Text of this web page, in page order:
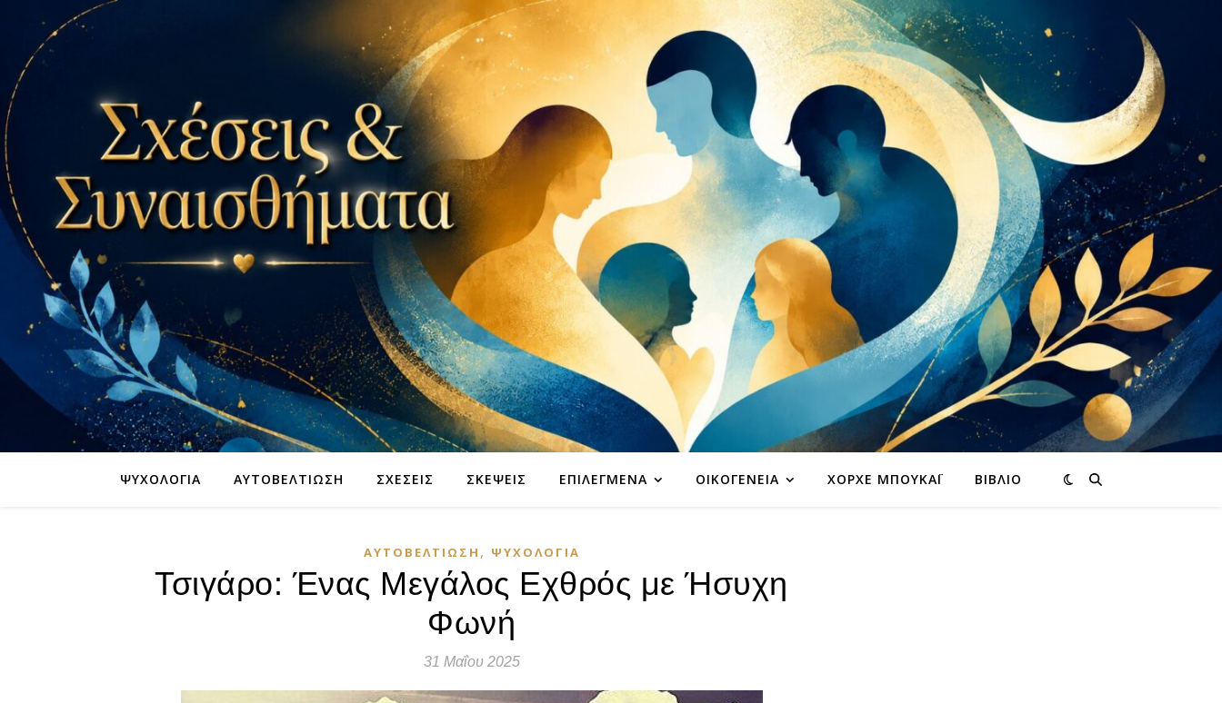
ΨΥΧΟΛΟΓΊΑ ΑΥΤΟΒΕΛΤΊΩΣΗ ΣΧΈΣΕΙΣ ΣΚΈΨΕΙΣ ΕΠΙΛΕΓΜΈΝΑ ΟΙΚΟΓΈΝΕΙΑ ΧΌΡΧΕ ΜΠΟΥΚΆΙ ΒΙΒΛΊΟ
ΑΥΤΟΒΕΛΤΊΩΣΗ , ΨΥΧΟΛΟΓΊΑ
Τσιγάρο: Ένας Μεγάλος Εχθρός με Ήσυχη
Φωνή
31 Μαΐου 2025